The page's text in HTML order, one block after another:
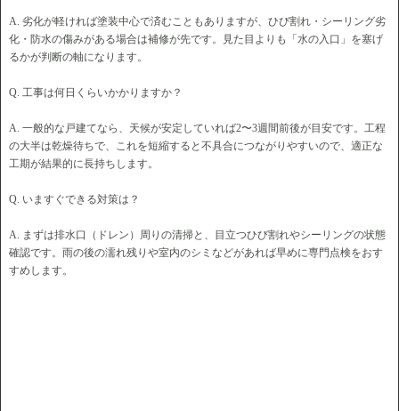
A. 劣化が軽ければ塗装中心で済むこともありますが、ひび割れ・シーリング劣
化・防水の傷みがある場合は補修が先です。見た目よりも「水の入口」を塞げ
るかが判断の軸になります。
Q. 工事は何日くらいかかりますか？
A. 一般的な戸建てなら、天候が安定していれば2〜3週間前後が目安です。工程
の大半は乾燥待ちで、これを短縮すると不具合につながりやすいので、適正な
工期が結果的に長持ちします。
Q. いますぐできる対策は？
A. まずは排水口（ドレン）周りの清掃と、目立つひび割れやシーリングの状態
確認です。雨の後の濡れ残りや室内のシミなどがあれば早めに専門点検をおす
すめします。